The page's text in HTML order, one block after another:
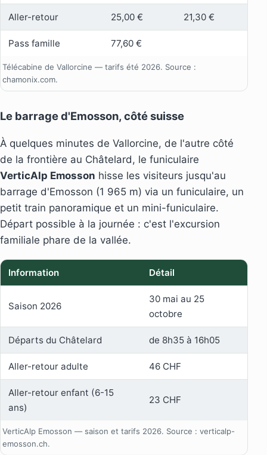
Télécabine de Vallorcine — tarifs été 2026. Source :
chamonix.com.
Aller-retour 25,00 € 21,30 €
Pass famille 77,60 €
Le barrage d'Emosson, côté suisse
À quelques minutes de Vallorcine, de l'autre côté
de la frontière au Châtelard, le funiculaire
VerticAlp Emosson hisse les visiteurs jusqu'au
barrage d'Emosson (1 965 m) via un funiculaire, un
petit train panoramique et un mini-funiculaire.
Départ possible à la journée : c'est l'excursion
familiale phare de la vallée.
VerticAlp Emosson — saison et tarifs 2026. Source : verticalp-
emosson.ch.
Information Détail
Saison 2026
30 mai au 25
octobre
Départs du Châtelard de 8h35 à 16h05
Aller-retour adulte 46 CHF
Aller-retour enfant (6-15
ans)
23 CHF